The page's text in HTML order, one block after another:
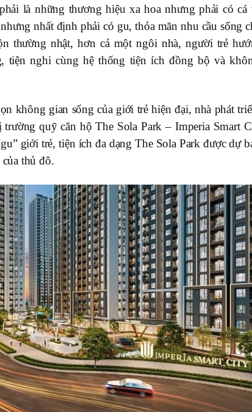
là những thương hiệu xa hoa nhưng phải có cá
nhất định phải có gu, thỏa mãn nhu cầu sống
thường nhật, hơn cả một ngôi nhà, người trẻ
tiện nghi cùng hệ thống tiện ích đồng bộ và
không gian sống của giới trẻ hiện đại, nhà phát
quỹ căn hộ The Sola Park – Imperia Smart
giới trẻ, tiện ích đa dạng The Sola Park được dự
thủ đô.